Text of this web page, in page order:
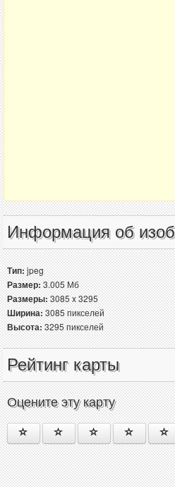
Информация об
Тип:jpeg
Размер:3.005 Мб
Размеры:3085 x 3295
Ширина:3085 пикселей
Высота:3295 пикселей
Рейтинг карты
Оцените эту карту